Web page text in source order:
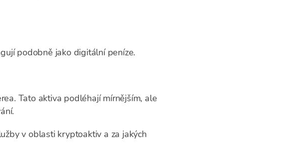
podobně jako digitální peníze.
Tato aktiva podléhají mírnějším, ale
v oblasti kryptoaktiv a za jakých